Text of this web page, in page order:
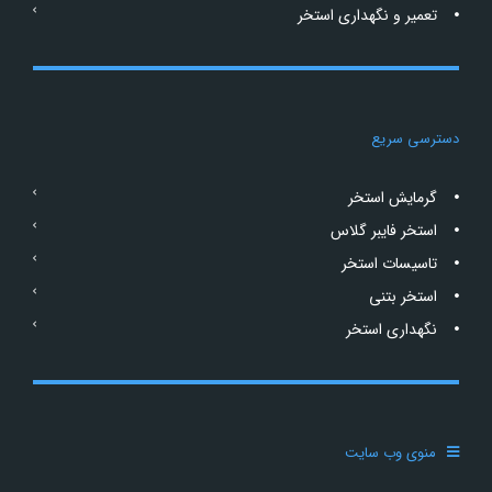
تعمیر و نگهداری استخر
دسترسی سریع
گرمایش استخر
استخر فایبر گلاس
تاسیسات استخر
استخر بتنی
نگهداری استخر
منوی وب سایت